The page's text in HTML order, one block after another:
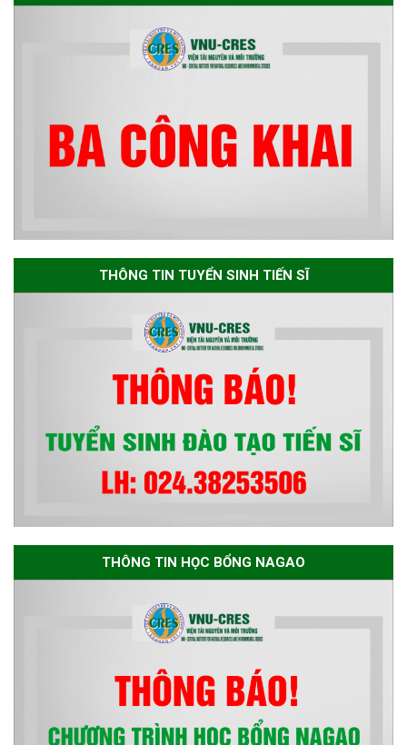
Thông báo chương trình học
học 2026-2027
Thông báo về việc họp Tiểu
ban chuyên môn đánh giá hồ
sơ chuyên môn cho các thí sinh
THÔNG TIN TUYỂN SINH TIẾN SĨ
THÔNG TIN HỌC BỔNG NAGAO